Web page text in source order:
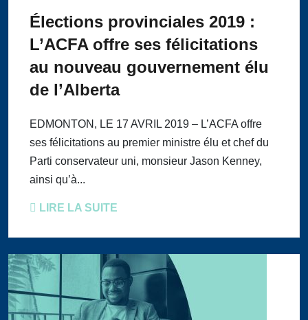
Élections provinciales 2019 :
L’ACFA offre ses félicitations
au nouveau gouvernement élu
de l’Alberta
EDMONTON, LE 17 AVRIL 2019 – L’ACFA offre
ses félicitations au premier ministre élu et chef du
Parti conservateur uni, monsieur Jason Kenney,
ainsi qu’à...
LIRE LA SUITE